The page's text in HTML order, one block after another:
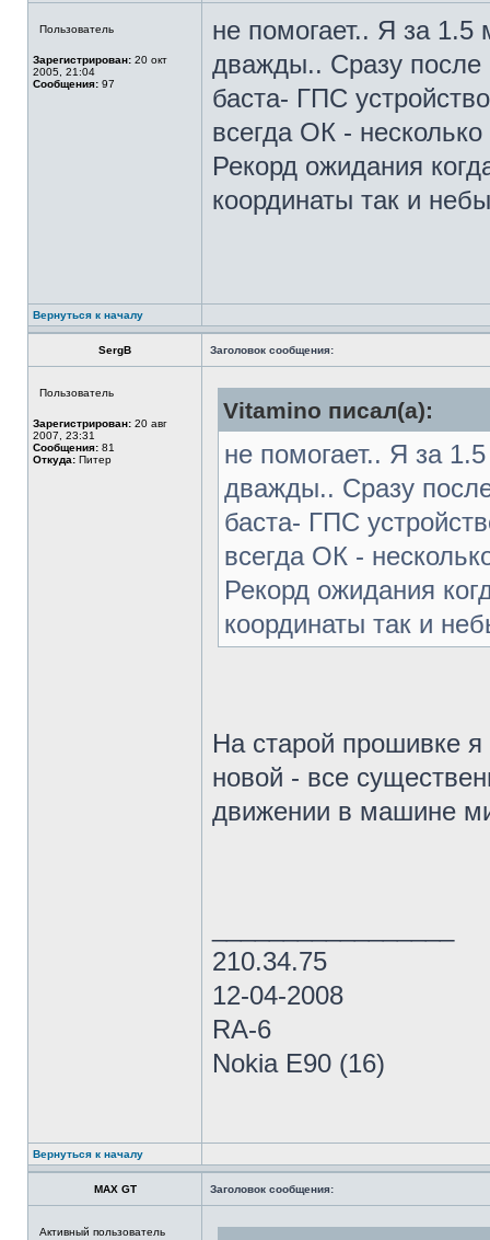
Пользователь
Зарегистрирован: 20 окт
2005, 21:04
Сообщения: 97
не помогает.. Я за 1.5
дважды.. Сразу после
баста- ГПС
всегда ОК -
Рекорд ожидания
координаты так и
Вернуться к началу
SergB Заголовок сообщения:
Пользователь
Зарегистрирован: 20 авг
2007, 23:31
Сообщения: 81
Откуда: Питер
Vitamino писал(а):
не помогает.. Я за
дважды.. Сразу
баста- ГПС
всегда ОК -
Рекорд ожидания
координаты так и
На старой прошивке
новой - все
движении в машине
210.34.75
12-04-2008
RA-6
Nokia E90 (16)
Вернуться к началу
MAX GT Заголовок сообщения:
Активный пользователь